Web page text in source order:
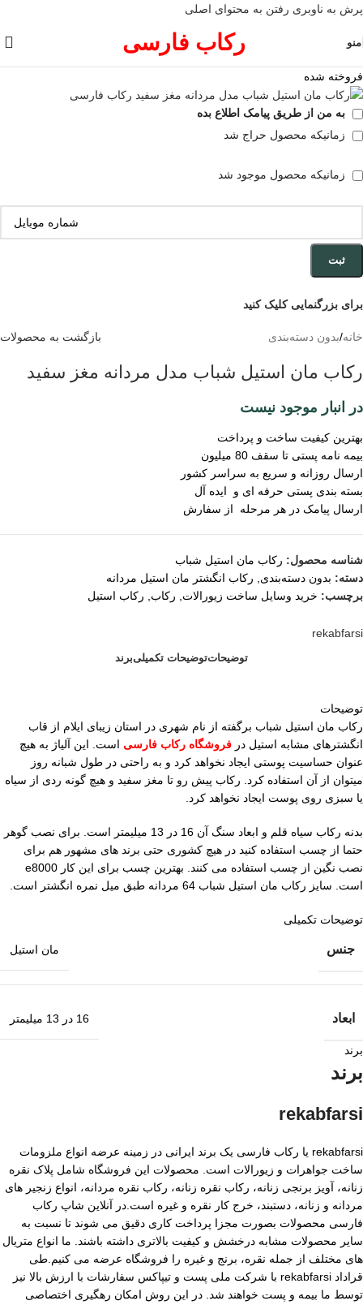
پرش به ناوبری رفتن به محتوای اصلی
منو رکاب فارسی
فروخته شده
به من از طریق پیامک اطلاع بده
زمانیکه محصول حراج شد
زمانیکه محصول موجود شد
ثبت
برای بزرگنمایی کلیک کنید
خانه/بدون دسته‌بندی بازگشت به محصولات
رکاب مان استیل شباب مدل مردانه مغز سفید
در انبار موجود نیست
بهترین کیفیت ساخت و پرداخت
بیمه نامه پستی تا سقف 80 میلیون
ارسال روزانه و سریع به سراسر کشور
بسته بندی پستی حرفه ای و ایده آل
ارسال پیامک در هر مرحله از سفارش
شناسه محصول: رکاب مان استیل شباب
دسته: بدون دسته‌بندی, رکاب انگشتر مان استیل مردانه
برچسب: خرید وسایل ساخت زیورالات, رکاب, رکاب استیل
rekabfarsi
توضیحاتتوضیحات تکمیلیبرند
توضیحات
رکاب مان استیل شباب برگفته از نام شهری در استان زیبای ایلام از قاب
انگشترهای مشابه استیل در فروشگاه رکاب فارسی است. این آلیاژ به هیچ
عنوان حساسیت پوستی ایجاد نخواهد کرد و به راحتی در طول شبانه روز
میتوان از آن استفاده کرد. رکاب پیش رو تا مغز سفید و هیچ گونه ردی از سیاه
یا سبزی روی پوست ایجاد نخواهد کرد.
بدنه رکاب سیاه قلم و ابعاد سنگ آن 16 در 13 میلیمتر است. برای نصب گوهر
حتما از چسب استفاده کنید در هیچ کشوری حتی برند های مشهور هم برای
نصب نگین از چسب استفاده می کنند. بهترین چسب برای این کار e8000
است. سایز رکاب مان استیل شباب 64 مردانه طبق میل نمره انگشتر است.
توضیحات تکمیلی
جنس مان استیل
ابعاد 16 در 13 میلیمتر
برند
برند
rekabfarsi
rekabfarsi یا رکاب فارسی یک برند ایرانی در زمینه عرضه انواع ملزومات
ساخت جواهرات و زیورالات است. محصولات این فروشگاه شامل پلاک نقره
زنانه، آویز برنجی زنانه، رکاب نقره زنانه، رکاب نقره مردانه، انواع زنجیر های
مردانه و زنانه، دستبند، خرج کار نقره و غیره است.در آنلاین شاپ رکاب
فارسی محصولات بصورت مجزا پرداخت کاری دقیق می شوند تا نسبت به
سایر محصولات مشابه درخشش و کیفیت بالاتری داشته باشند. ما انواع متریال
های مختلف از جمله نقره، برنج و غیره را فروشگاه عرضه می کنیم.طی
قراداد rekabfarsi با شرکت ملی پست و تیپاکس سفارشات با ارزش بالا نیز
توسط ما بیمه و پست خواهند شد. در این روش امکان رهگیری اختصاصی